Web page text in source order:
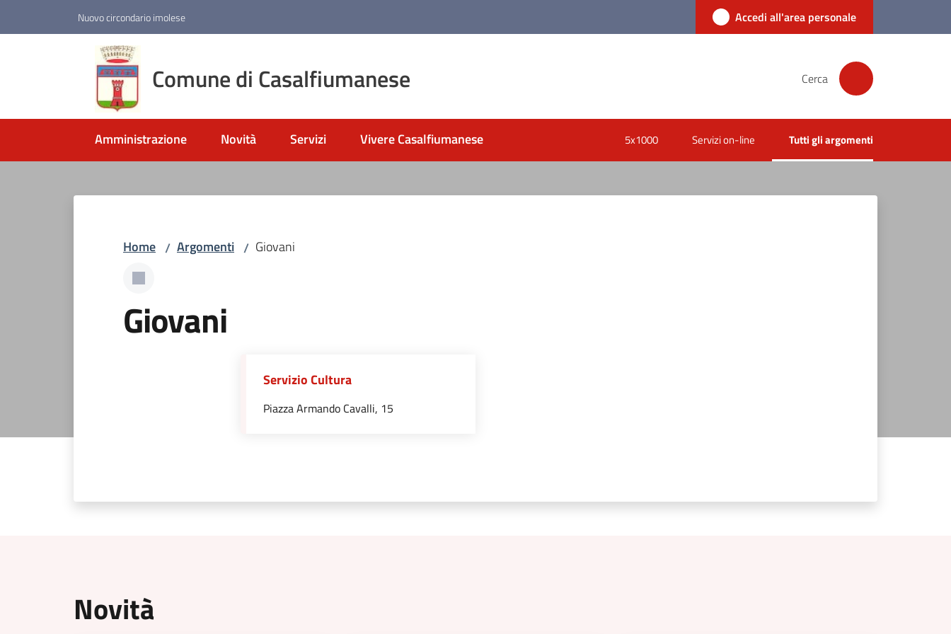
Nuovo circondario imolese Accedi all'area personale
Comune di Casalfiumanese Cerca
Amministrazione Novità Servizi Vivere Casalfiumanese 5x1000 Servizi on-line Tutti gli argomenti
Menu selezionato
Home / Argomenti / Giovani
Giovani
Servizio Cultura
Piazza Armando Cavalli, 15
Novità